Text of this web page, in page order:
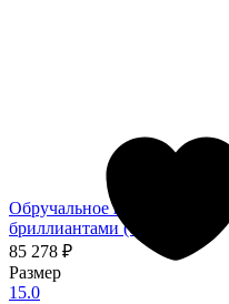
Обручальное кольцо из
бриллиантами (002325)
85 278 ₽
Размер
15.0